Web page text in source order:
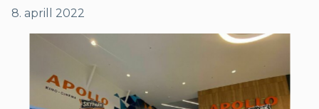
8. aprill 2022